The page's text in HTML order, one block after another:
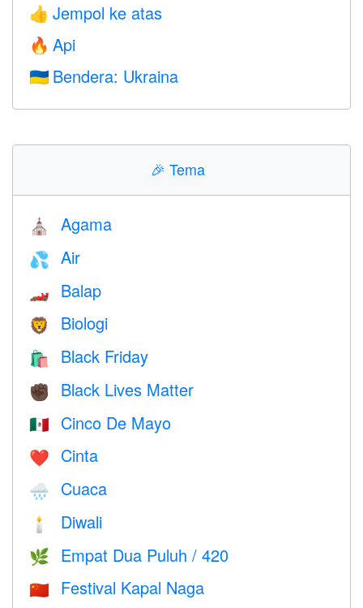
👍 Jempol ke atas
🔥 Api
🇺🇦 Bendera: Ukraina
🎉 Tema
⛪️ Agama
💦 Air
🏎 Balap
🦁 Biologi
🛍 Black Friday
✊🏿 Black Lives Matter
🇲🇽 Cinco De Mayo
❤️️ Cinta
🌧 Cuaca
🕯 Diwali
🌿 Empat Dua Puluh / 420
🇨🇳 Festival Kapal Naga